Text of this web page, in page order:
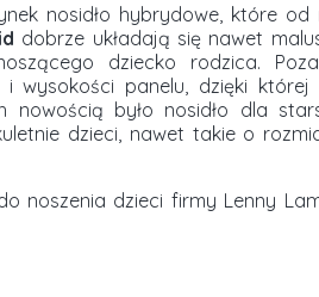
nosidło hybrydowe, które od
dobrze układają się nawet
dziecko rodzica.
wysokości panelu, dzięki
było nosidło dla
dzieci, nawet takie o
noszenia dzieci firmy Lenny